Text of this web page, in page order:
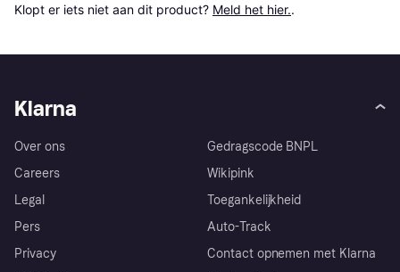
Klopt er iets niet aan dit product? Meld het hier..
Klarna
Over ons
Careers
Legal
Pers
Privacy
Gedragscode BNPL
Wikipink
Toegankelijkheid
Auto-Track
Contact opnemen met Klarna